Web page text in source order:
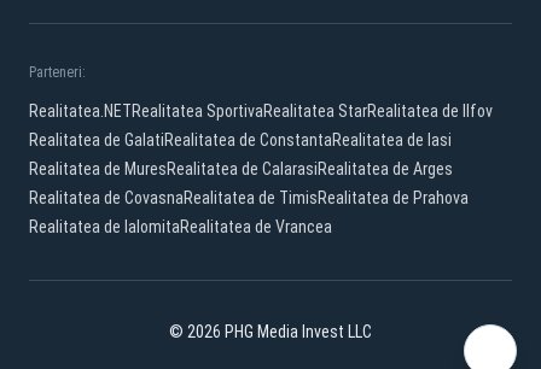
Parteneri:
Realitatea.NETRealitatea SportivaRealitatea StarRealitatea de Ilfov
Realitatea de GalatiRealitatea de ConstantaRealitatea de Iasi
Realitatea de MuresRealitatea de CalarasiRealitatea de Arges
Realitatea de CovasnaRealitatea de TimisRealitatea de Prahova
Realitatea de IalomitaRealitatea de Vrancea
© 2026 PHG Media Invest LLC